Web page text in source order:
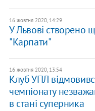
16 жовтня 2020, 14:29
У Львові створено
"Карпати"
16 жовтня 2020, 13:54
Клуб УПЛ
чемпіонату
в стані суперника